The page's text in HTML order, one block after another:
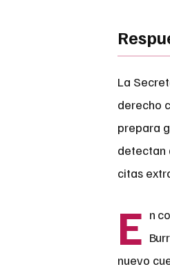
La
derecho
prepara
detectan
citas
E n
nuevo